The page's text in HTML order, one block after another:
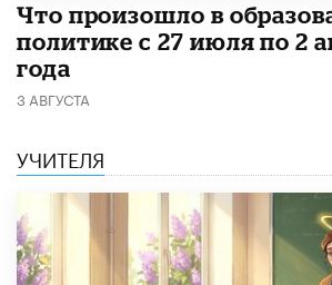
​Что произошло в
политике с 27 июля по 2
года
3 АВГУСТА
УЧИТЕЛЯ